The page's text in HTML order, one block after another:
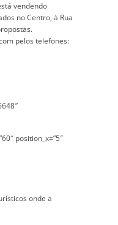
vendendo
no Centro, à Rua
pelos telefones:
position_x=”5″
onde a